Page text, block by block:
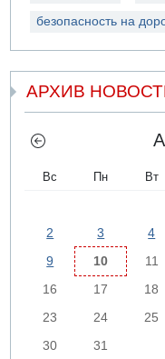
безопасность на
АРХИВ
Вс Пн Вт
2
3 4
9
10 11
16
17 18
23
24 25
30
31